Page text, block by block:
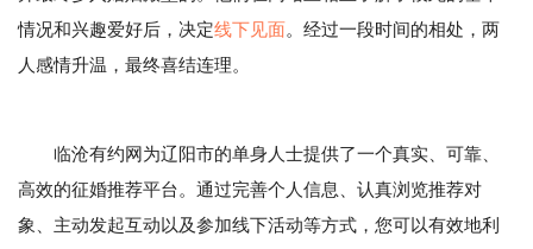
情况和兴趣爱好后，决定线下见面。经过一段时间的相处，两
人感情升温，最终喜结连理。
临沧有约网为辽阳市的单身人士提供了一个真实、可靠、
高效的征婚推荐平台。通过完善个人信息、认真浏览推荐对
象、主动发起互动以及参加线下活动等方式，您可以有效地利